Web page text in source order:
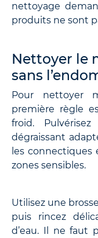
nettoyage
produits ne sont
Nettoyer le
sans
Pour nettoyer
première règle
froid.
dégraissant
les connectiques
zones sensibles.
Utilisez une
puis rincez
d’eau. Il ne faut